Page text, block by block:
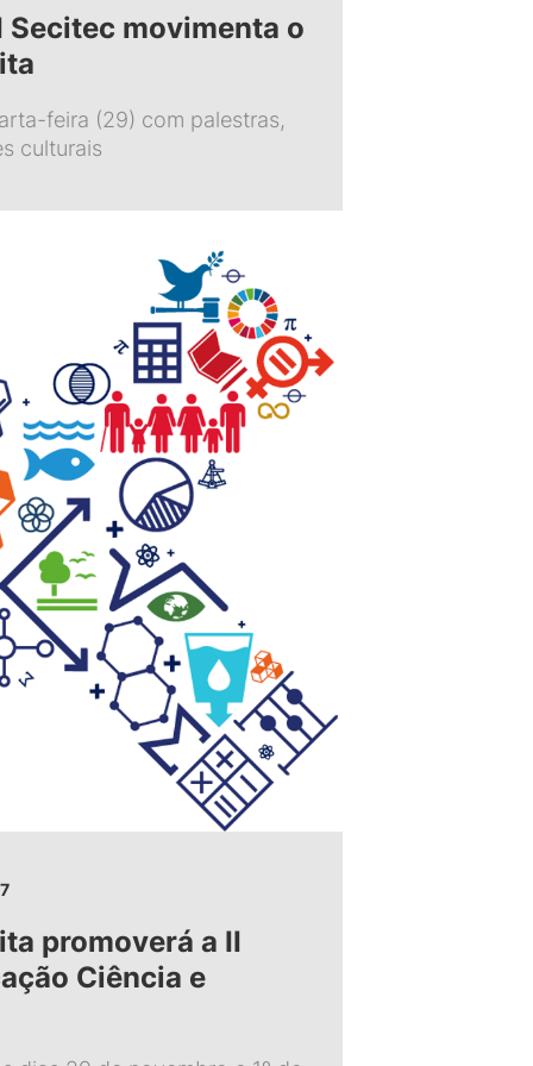
Secitec movimenta o
feira (29) com palestras,
culturais
promoverá a II
Ciência e